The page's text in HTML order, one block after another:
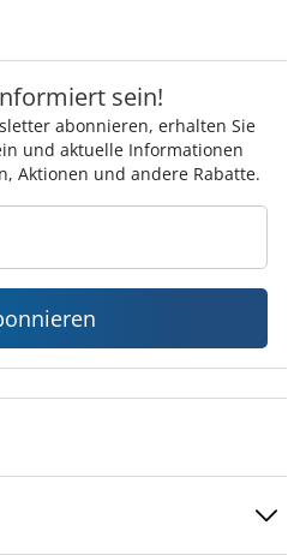
sein!
abonnieren, erhalten Sie
und aktuelle Informationen
Aktionen und andere Rabatte.